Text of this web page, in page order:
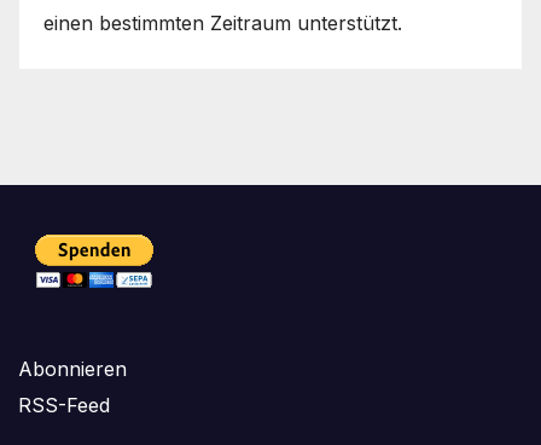
einen bestimmten Zeitraum unterstützt.
Abonnieren
RSS-Feed